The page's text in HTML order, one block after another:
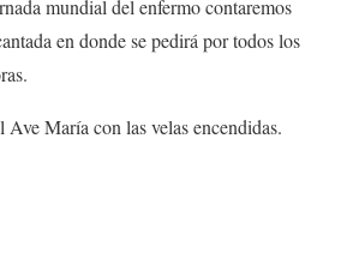
mundial del enfermo contaremos
en donde se pedirá por todos los
María con las velas encendidas.